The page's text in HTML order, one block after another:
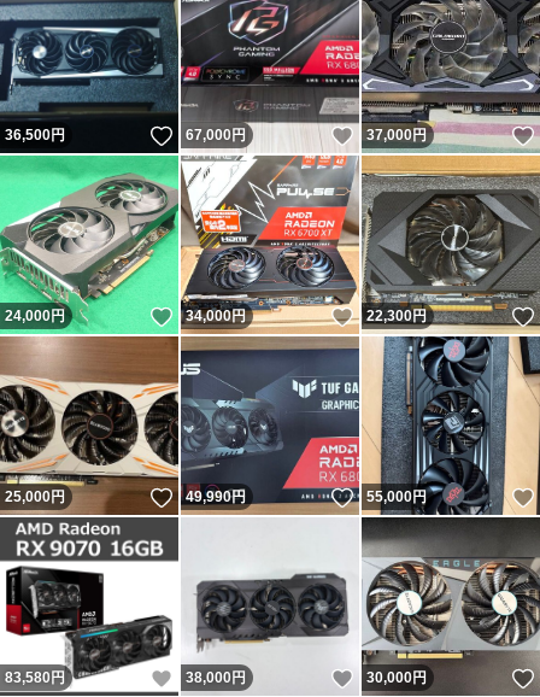
36,500円 いいね！
67,000円 いいね！
37,000円
24,000円 いいね！
34,000円 いいね！
22,300円
25,000円 いいね！
49,990円 いいね！
55,000円
83,580 円 いいね！
38,000円 いいね！
30,000円